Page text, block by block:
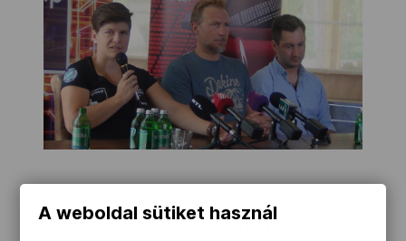
A weboldal sütiket használ